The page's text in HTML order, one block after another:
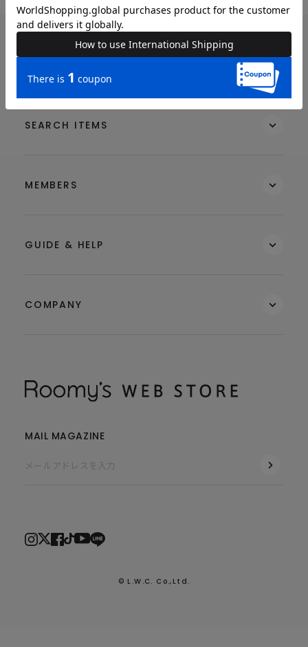
SEARCH ITEMS
MEMBERS
GUIDE & HELP
COMPANY
MAIL MAGAZINE
© L.W.C. Co.,Ltd.